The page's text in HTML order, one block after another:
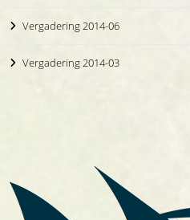
Vergadering 2014-06
Vergadering 2014-03